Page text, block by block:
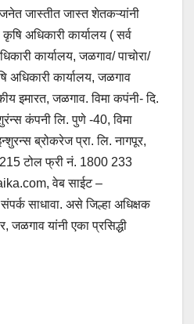
जास्तीत जास्त शेतकऱ्यांनी
अधिकारी कार्यालय ( सर्व
कार्यालय, जळगाव/ पाचोरा/
अधिकारी कार्यालय, जळगाव
इमारत, जळगाव. विमा कपंनी- दि.
कंपनी लि. पुणे -40, विमा
ब्रोकरेज प्रा. लि. नागपूर,
टोल फ्री नं. 1800 233
, वेब साईट –
संपर्क साधावा. असे जिल्हा अधिक्षक
जळगाव यांनी एका प्रसिद्धी